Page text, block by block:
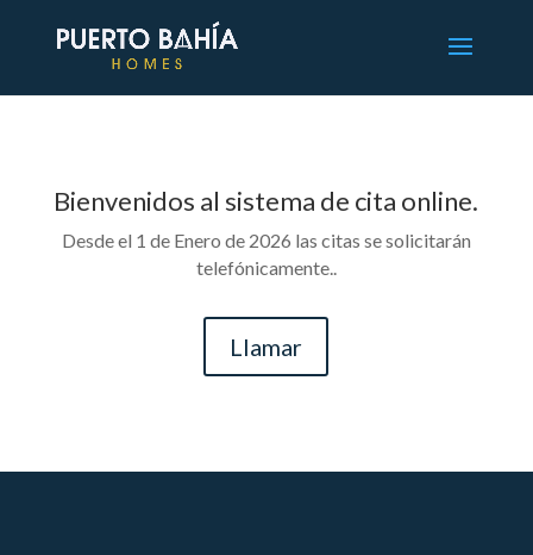
Bienvenidos al sistema de cita online.
Desde el 1 de Enero de 2026 las citas se solicitarán
telefónicamente..
Llamar